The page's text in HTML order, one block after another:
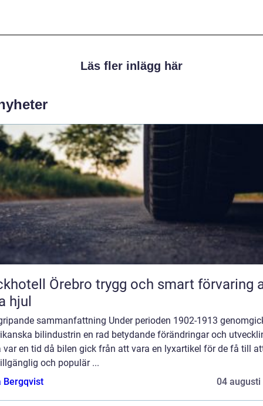
Läs fler inlägg här
Örebro trygg och smart förvaring av
hjul
sammanfattning Under perioden 1902-1913
bilindustrin en rad betydande förändringar och
var en tid då bilen gick från att vara en lyxartikel för de få till
och populär ...
Bergqvist
04 augusti